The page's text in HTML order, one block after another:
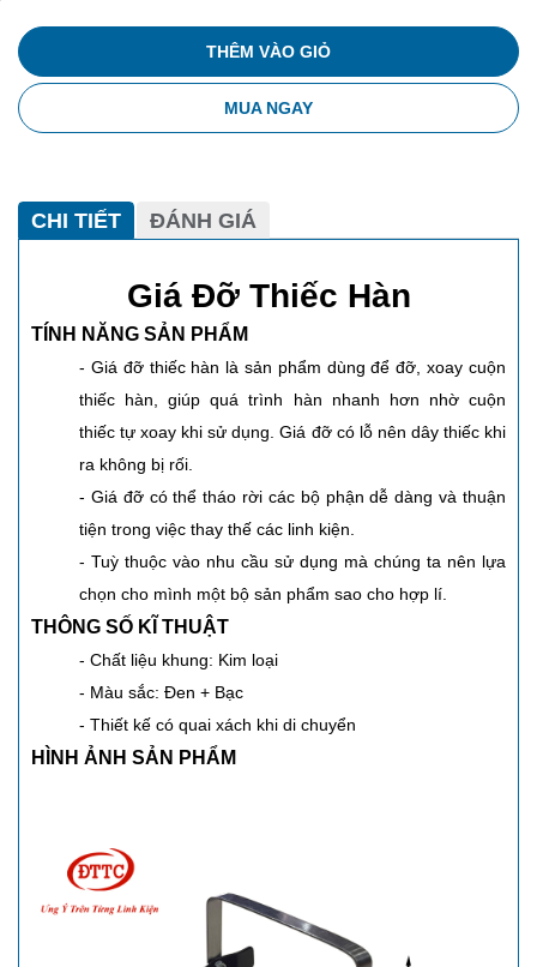
THÊM VÀO GIỎ
MUA NGAY
CHI TIẾT ĐÁNH GIÁ
Giá Đỡ Thiếc Hàn
TÍNH NĂNG SẢN PHẨM
- Giá đỡ thiếc hàn là sản phẩm dùng để đỡ, xoay cuộn
thiếc hàn, giúp quá trình hàn nhanh hơn nhờ cuộn
thiếc tự xoay khi sử dụng. Giá đỡ có lỗ nên dây thiếc khi
ra không bị rối.
- Giá đỡ có thể tháo rời các bộ phận dễ dàng và thuận
tiện trong việc thay thế các linh kiện.
- Tuỳ thuộc vào nhu cầu sử dụng mà chúng ta nên lựa
chọn cho mình một bộ sản phẩm sao cho hợp lí.
THÔNG SỐ KĨ THUẬT
- Chất liệu khung: Kim loại
- Màu sắc: Đen + Bạc
- Thiết kế có quai xách khi di chuyển
HÌNH ẢNH SẢN PHẨM